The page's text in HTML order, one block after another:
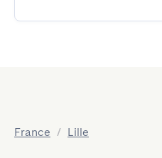
France / Lille